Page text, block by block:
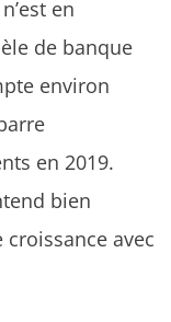
en
de banque
environ
en 2019.
bien
avec